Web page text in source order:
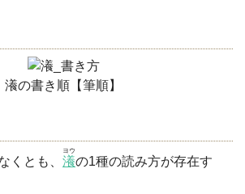
瀁の書き順【筆順】
くとも、 瀁
ヨウ
の1種の読み方が存在す